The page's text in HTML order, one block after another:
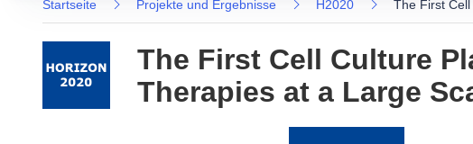
Startseite Projekte und Ergebnisse H2020 The First
The First Cell Culture
Therapies at a Large